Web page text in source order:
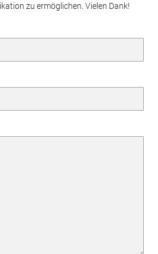
zu ermöglichen. Vielen Dank!